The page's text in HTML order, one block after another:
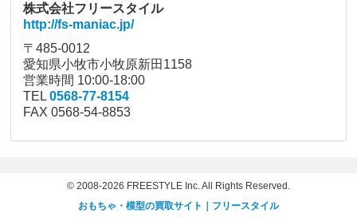
株式会社フリースタイル
http://fs-maniac.jp/
〒485-0012
愛知県小牧市小牧原新田1158
営業時間 10:00-18:00
TEL0568-77-8154
FAX 0568-54-8853
© 2008-2026 FREESTYLE Inc. All Rights Reserved.
おもちゃ・模型の買取サイト｜フリースタイル